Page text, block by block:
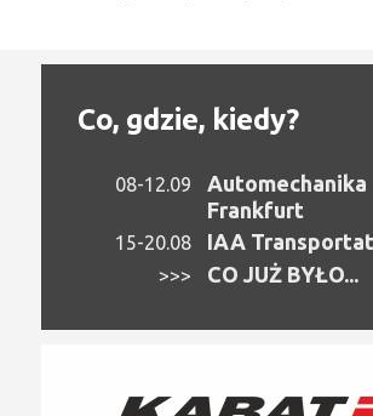
Co, gdzie, kiedy?
08-12.09
Automechanika
Frankfurt
15-20.08 IAA
>>> CO JUŻ BYŁO...